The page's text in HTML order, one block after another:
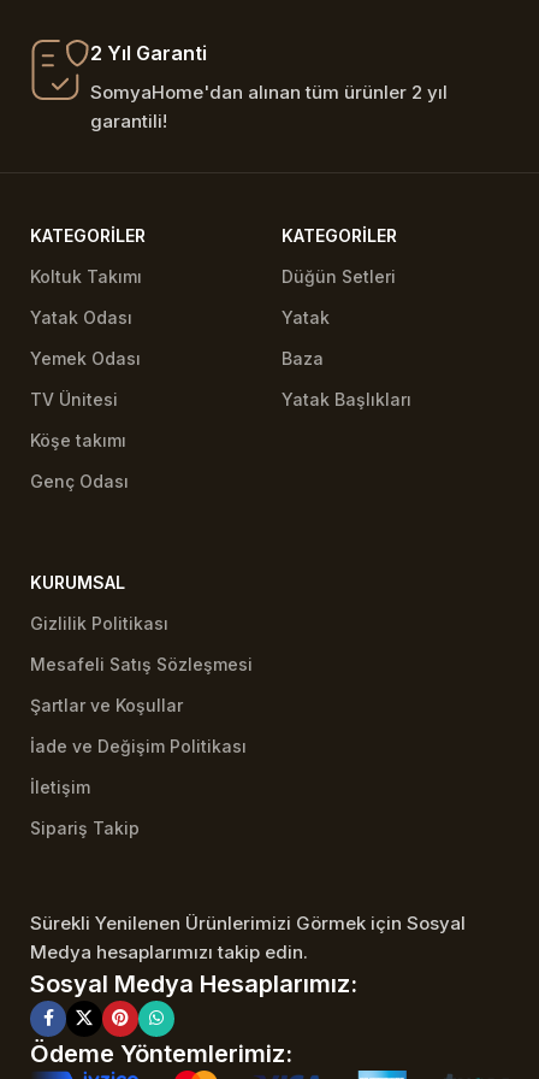
2 Yıl Garanti
SomyaHome'dan alınan tüm ürünler 2 yıl
garantili!
KATEGORILER
Koltuk Takımı
Yatak Odası
Yemek Odası
TV Ünitesi
Köşe takımı
Genç Odası
KATEGORILER
Düğün Setleri
Yatak
Baza
Yatak Başlıkları
KURUMSAL
Gizlilik Politikası
Mesafeli Satış Sözleşmesi
Şartlar ve Koşullar
İade ve Değişim Politikası
İletişim
Sipariş Takip
Sürekli Yenilenen Ürünlerimizi Görmek için Sosyal
Medya hesaplarımızı takip edin.
Sosyal Medya Hesaplarımız:
Ödeme Yöntemlerimiz: